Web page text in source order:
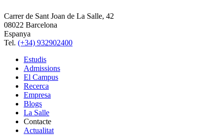
Carrer de Sant Joan de La Salle, 42
08022 Barcelona
Espanya
Tel. (+34) 932902400
Estudis
Admissions
El Campus
Recerca
Empresa
Blogs
La Salle
Contacte
Actualitat